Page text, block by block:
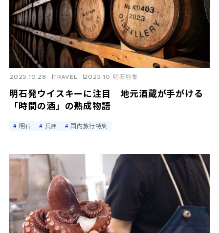
明石発ウイスキーに注目 地元酒蔵が手がける
「時間の酒」の熟成物語
2025.10.28 TRAVEL 2025.10 明石特集
明石 兵庫 国内旅行特集